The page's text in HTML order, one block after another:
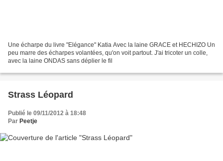
Une écharpe du livre "Elégance" Katia Avec la laine GRACE et HECHIZO Un
peu marre des écharpes volantées, qu'on voit partout. J'ai tricoter un colle,
avec la laine ONDAS sans déplier le fil
Strass Léopard
Publié le 09/11/2012 à 18:48
Par Peetje